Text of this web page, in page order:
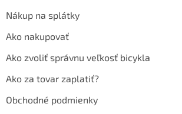
Nákup na splátky
Ako nakupovať
Ako zvoliť správnu veľkosť bicykla
Ako za tovar zaplatiť?
Obchodné podmienky